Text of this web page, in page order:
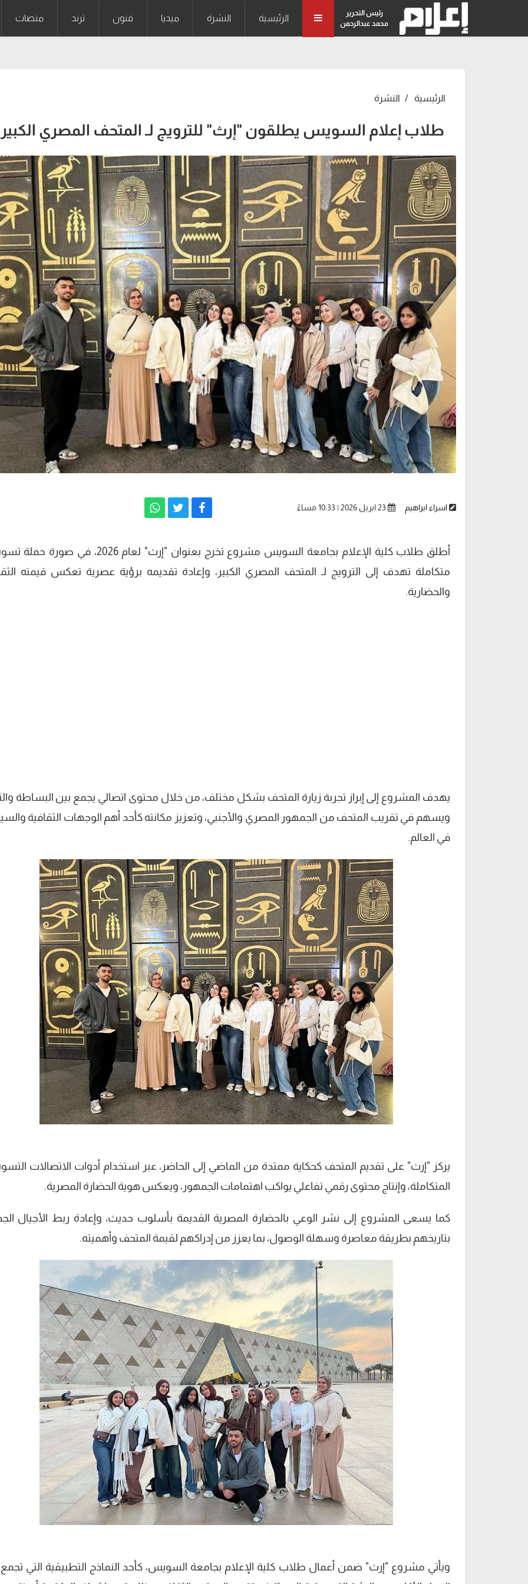
رئيس التحرير
محمد عبدالرحمن
الرئيسية النشرة ميديا فنون ترند منصات
الرئيسية النشرة
طلاب إعلام السويس يطلقون "إرث" للترويج لـ المتحف المصري الكبير
اسراء ابراهيم
أطلق طلاب كلية الإعلام بجامعة السويس مشروع تخرج بعنوان "إرث" لعام 2026، في
متكاملة تهدف إلى الترويج لـ المتحف المصري الكبير، وإعادة تقديمه برؤية عصرية تعكس قيمته
والحضارية.
يهدف المشروع إلى إبراز تجربة زيارة المتحف بشكل مختلف، من خلال محتوى اتصالي يجمع بين البساطة
ويسهم في تقريب المتحف من الجمهور المصري والأجنبي، وتعزيز مكانته كأحد أهم الوجهات الثقافية
في العالم.
يركز "إرث" على تقديم المتحف كحكاية ممتدة من الماضي إلى الحاضر، عبر استخدام أدوات الاتصالات
المتكاملة، وإنتاج محتوى رقمي تفاعلي يواكب اهتمامات الجمهور، ويعكس هوية الحضارة المصرية.
كما يسعى المشروع إلى نشر الوعي بالحضارة المصرية القديمة بأسلوب حديث، وإعادة ربط الأجيال
بتاريخهم بطريقة معاصرة وسهلة الوصول، بما يعزز من إدراكهم لقيمة المتحف وأهميته.
ويأتي مشروع "إرث" ضمن أعمال طلاب كلية الإعلام بجامعة السويس، كأحد النماذج التطبيقية التي